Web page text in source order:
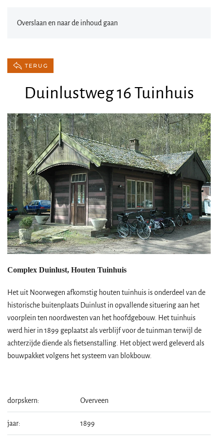
Overslaan en naar de inhoud gaan
TERUG
Duinlustweg 16 Tuinhuis
Complex Duinlust, Houten Tuinhuis
Het uit Noorwegen afkomstig houten tuinhuis is onderdeel van de
historische buitenplaats Duinlust in opvallende situering aan het
voorplein ten noordwesten van het hoofdgebouw. Het tuinhuis
werd hier in 1899 geplaatst als verblijf voor de tuinman terwijl de
achterzijde diende als fietsenstalling. Het object werd geleverd als
bouwpakket volgens het systeem van blokbouw.
dorpskern: Overveen
jaar: 1899